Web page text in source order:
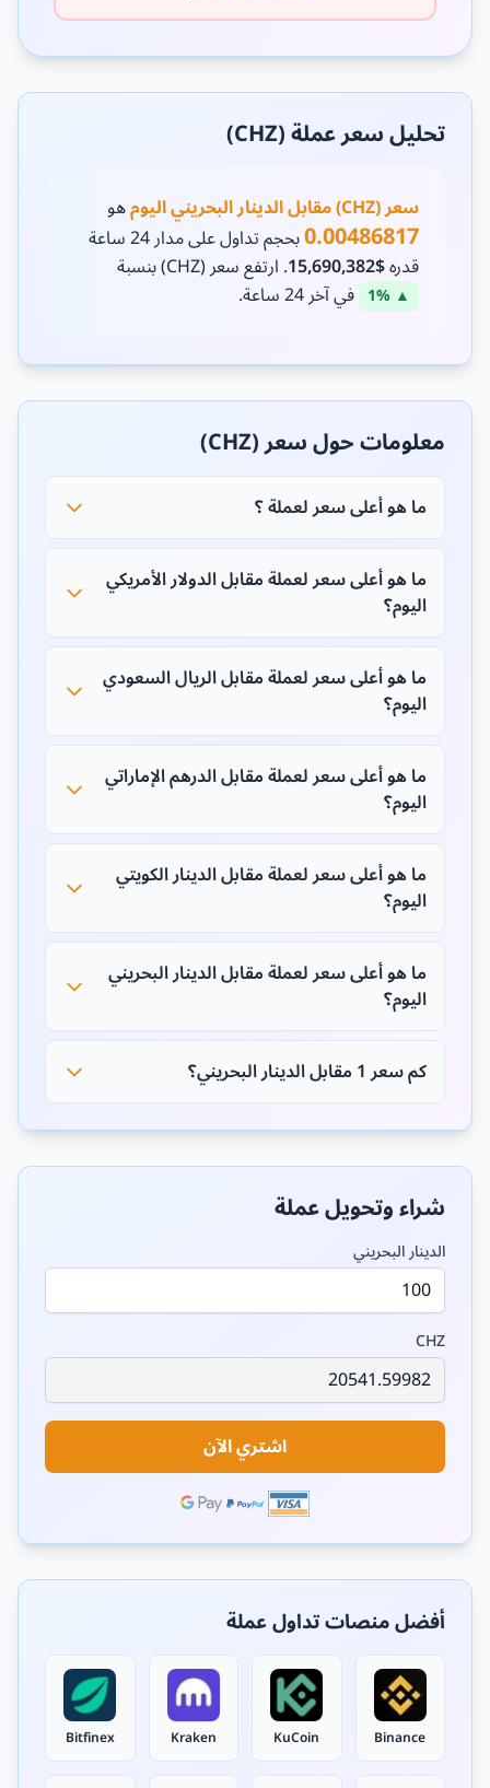
تحليل سعر عملة (CHZ)
سعر (CHZ) مقابل الدينار البحريني اليوم هو
0.00486817 بحجم تداول على مدار 24 ساعة
قدره$15,690,382 . ارتفع سعر (CHZ) بنسبة
▲ 1% في آخر 24 ساعة.
معلومات حول سعر (CHZ)
ما هو أعلى سعر لعملة ؟
ما هو أعلى سعر لعملة مقابل الدولار الأمريكي
اليوم؟
ما هو أعلى سعر لعملة مقابل الريال السعودي
اليوم؟
ما هو أعلى سعر لعملة مقابل الدرهم الإماراتي
اليوم؟
ما هو أعلى سعر لعملة مقابل الدينار الكويتي
اليوم؟
ما هو أعلى سعر لعملة مقابل الدينار البحريني
اليوم؟
كم سعر 1 مقابل الدينار البحريني؟
شراء وتحويل عملة
الدينار البحريني
CHZ
اشتري الآن
أفضل منصات تداول عملة
Binance
KuCoin
Kraken
Bitfinex